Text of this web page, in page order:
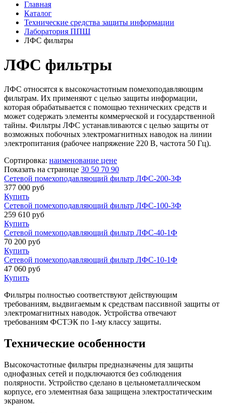
Главная
Каталог
Технические средства защиты информации
Лаборатория ППШ
ЛФС фильтры
ЛФС фильтры
ЛФС относятся к высокочастотным помехоподавляющим
фильтрам. Их применяют с целью защиты информации,
которая обрабатывается с помощью технических средств и
может содержать элементы коммерческой и государственной
тайны. Фильтры ЛФС устанавливаются с целью защиты от
возможных побочных электромагнитных наводок на линии
электропитания (рабочее напряжение 220 В, частота 50 Гц).
Сортировка: наименование цене
Показать на странице 30 50 70 90
Сетевой помехоподавляющий фильтр ЛФС-200-3Ф
377 000 руб
Купить
Сетевой помехоподавляющий фильтр ЛФС-100-3Ф
259 610 руб
Купить
Сетевой помехоподавляющий фильтр ЛФС-40-1Ф
70 200 руб
Купить
Сетевой помехоподавляющий фильтр ЛФС-10-1Ф
47 060 руб
Купить
Фильтры полностью соответствуют действующим
требованиям, выдвигаемым к средствам пассивной защиты от
электромагнитных наводок. Устройства отвечают
требованиям ФСТЭК по 1-му классу защиты.
Технические особенности
Высокочастотные фильтры предназначены для защиты
однофазных сетей и подключаются без соблюдения
полярности. Устройство сделано в цельнометаллическом
корпусе, его элементная база защищена электростатическим
экраном.